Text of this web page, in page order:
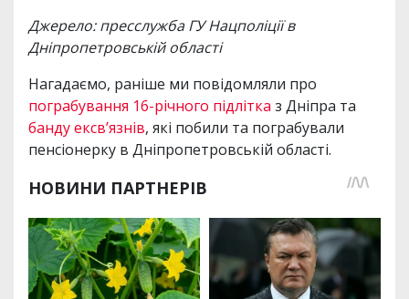
Джерело: пресслужба ГУ Нацполіції в
Дніпропетровській області
Нагадаємо, раніше ми повідомляли про
пограбування 16-річного підлітка з Дніпра та
банду ексв’язнів, які побили та пограбували
пенсіонерку в Дніпропетровській області.